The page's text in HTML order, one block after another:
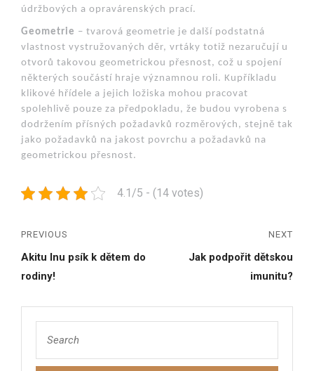
údržbových a opravárenských prací.
Geometrie – tvarová geometrie je další podstatná
vlastnost vystružovaných děr, vrtáky totiž nezaručují u
otvorů takovou geometrickou přesnost, což u spojení
některých součástí hraje významnou roli. Kupříkladu
klikové hřídele a jejich ložiska mohou pracovat
spolehlivě pouze za předpokladu, že budou vyrobena s
dodržením přísných požadavků rozměrových, stejně tak
jako požadavků na jakost povrchu a požadavků na
geometrickou přesnost.
4.1/5 - (14 votes)
PREVIOUS
Akitu Inu psík k dětem do
rodiny!
NEXT
Jak podpořit dětskou
imunitu?